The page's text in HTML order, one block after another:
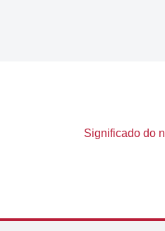
Significado do